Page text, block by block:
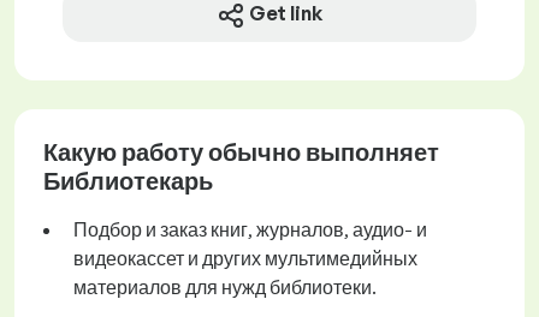
Get link
Какую работу обычно выполняет
Библиотекарь
Подбор и заказ книг, журналов, аудио- и
видеокассет и других мультимедийных
материалов для нужд библиотеки.